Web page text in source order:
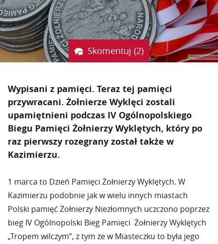
Skomentuj (2)
Wypisani z pamięci. Teraz tej pamięci
przywracani. Żołnierze Wyklęci zostali
upamiętnieni podczas IV Ogólnopolskiego
Biegu Pamięci Żołnierzy Wyklętych, który po
raz pierwszy rozegrany został także w
Kazimierzu.
1 marca to Dzień Pamięci Żołnierzy Wyklętych. W
Kazimierzu podobnie jak w wielu innych miastach
Polski pamięć Żołnierzy Niezłomnych uczczono poprzez
bieg IV Ogólnopolski Bieg Pamięci Żołnierzy Wyklętych
„Tropem wilczym”, z tym że w Miasteczku to była jego